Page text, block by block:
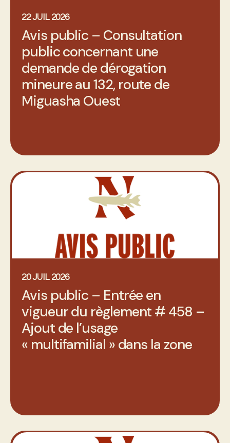
22 JUIL 2026
Avis public – Consultation
public concernant une
demande de dérogation
mineure au 132, route de
Miguasha Ouest
20 JUIL 2026
Avis public – Entrée en
vigueur du règlement # 458 –
Ajout de l’usage
« multifamilial » dans la zone